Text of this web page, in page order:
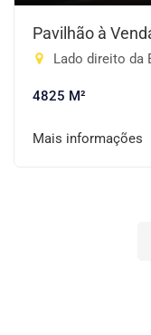
Pavilhão à
Lado direito da ERS 342 s/nº,
4825 M²
Mais informações